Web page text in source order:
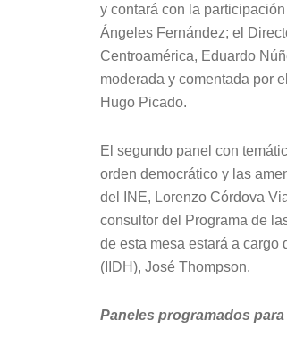
y contará con la
Ángeles Fernández; el
Centroamérica, Eduardo
moderada y comentada por
Hugo Picado.
El segundo panel con
orden democrático y las
del INE, Lorenzo Córdova
consultor del Programa de
de esta mesa estará a cargo
(IIDH), José Thompson.
Paneles programados